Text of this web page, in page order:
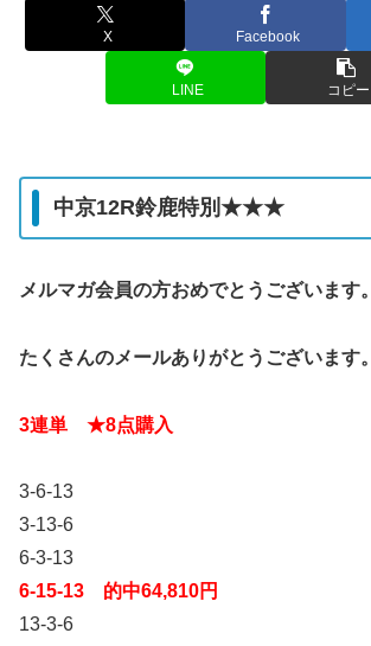
X Facebook
LINE コピー
中京12R鈴鹿特別★★★
メルマガ会員の方おめでとうございます。
たくさんのメールありがとうございます。
3連単 ★8点購入
3-6-13
3-13-6
6-3-13
6-15-13 的中64,810円
13-3-6